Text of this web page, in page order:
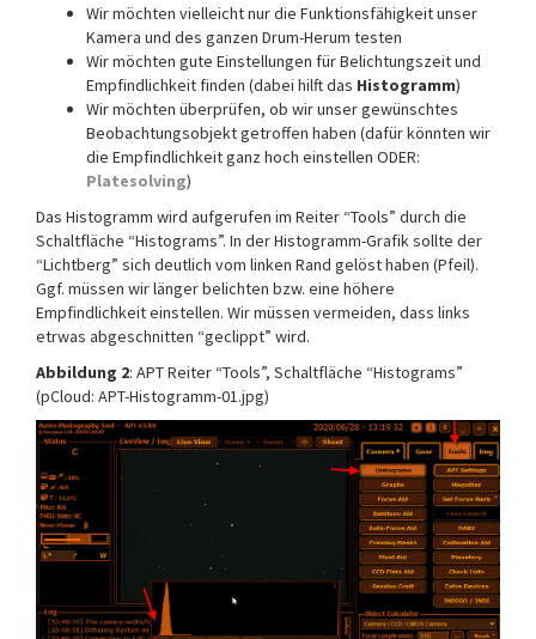
Wir möchten vielleicht nur die Funktionsfähigkeit unser
Kamera und des ganzen Drum-Herum testen
Wir möchten gute Einstellungen für Belichtungszeit und
Empfindlichkeit finden (dabei hilft das Histogramm)
Wir möchten überprüfen, ob wir unser gewünschtes
Beobachtungsobjekt getroffen haben (dafür könnten wir
die Empfindlichkeit ganz hoch einstellen ODER:
Platesolving)
Das Histogramm wird aufgerufen im Reiter “Tools” durch die
Schaltfläche “Histograms”. In der Histogramm-Grafik sollte der
“Lichtberg” sich deutlich vom linken Rand gelöst haben (Pfeil).
Ggf. müssen wir länger belichten bzw. eine höhere
Empfindlichkeit einstellen. Wir müssen vermeiden, dass links
etrwas abgeschnitten “geclippt” wird.
Abbildung 2: APT Reiter “Tools”, Schaltfläche “Histograms”
(pCloud: APT-Histogramm-01.jpg)